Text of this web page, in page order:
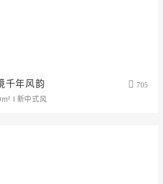
千年风韵
705
I 新中式风